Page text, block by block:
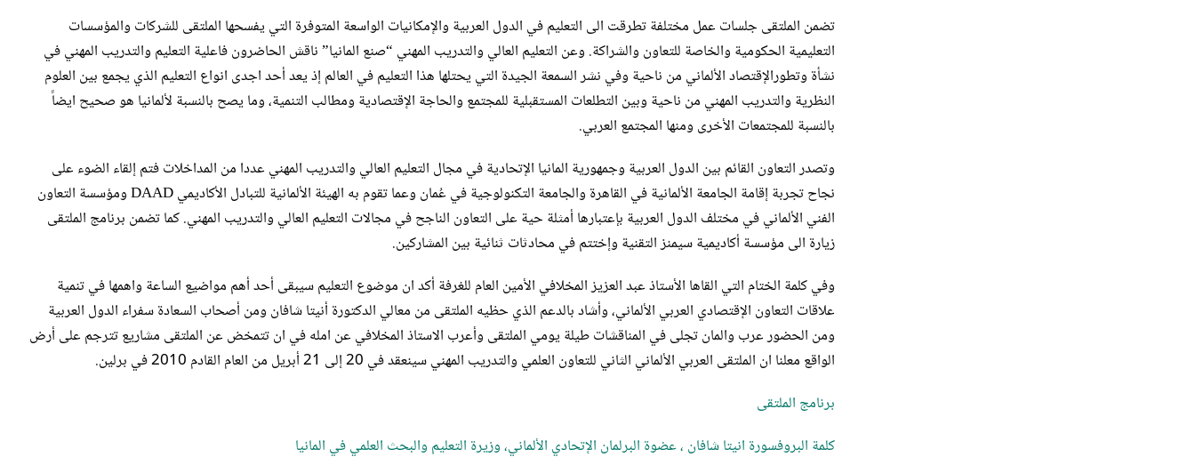
تضمن الملتقى جلسات عمل مختلفة تطرقت الى التعليم في الدول العربية والإمكانيات الواسعة المتوفرة التي يفسحها الملتقى للشركات والمؤسسات
التعليمية الحكومية والخاصة للتعاون والشراكة. وعن التعليم العالي والتدريب المهني “صنع المانيا” ناقش الحاضرون فاعلية التعليم والتدريب المهني في
نشأة وتطورالإقتصاد الألماني من ناحية وفي نشر السمعة الجيدة التي يحتلها هذا التعليم في العالم إذ يعد أحد اجدى انواع التعليم الذي يجمع بين العلوم
النظرية والتدريب المهني من ناحية وبين التطلعات المستقبلية للمجتمع والحاجة الإقتصادية ومطالب التنمية، وما يصح بالنسبة لألمانيا هو صحيح ايضاً
بالنسبة للمجتمعات الأخرى ومنها المجتمع العربي.
وتصدر التعاون القائم بين الدول العربية وجمهورية المانيا الإتحادية في مجال التعليم العالي والتدريب المهني عددا من المداخلات فتم إلقاء الضوء على
نجاح تجربة إقامة الجامعة الألمانية في القاهرة والجامعة التكنولوجية في عُمان وعما تقوم به الهيئة الألمانية للتبادل الأكاديمي DAAD ومؤسسة التعاون
الفني الألماني في مختلف الدول العربية بإعتبارها أمثلة حية على التعاون الناجح في مجالات التعليم العالي والتدريب المهني. كما تضمن برنامج الملتقى
زيارة الى مؤسسة أكاديمية سيمنز التقنية وإختتم في محادثات ثنائية بين المشاركين.
وفي كلمة الختام التي القاها الأستاذ عبد العزيز المخلافي الأمين العام للغرفة أكد ان موضوع التعليم سيبقى أحد أهم مواضيع الساعة واهمها في تنمية
علاقات التعاون الإقتصادي العربي الألماني، وأشاد بالدعم الذي حظيه الملتقى من معالي الدكتورة أنيتا شافان ومن أصحاب السعادة سفراء الدول العربية
ومن الحضور عرب والمان تجلى في المناقشات طيلة يومي الملتقى وأعرب الاستاذ المخلافي عن امله في ان تتمخض عن الملتقى مشاريع تترجم على أرض
الواقع معلنا ان الملتقى العربي الألماني الثاني للتعاون العلمي والتدريب المهني سينعقد في 20 إلى 21 أبريل من العام القادم 2010 في برلين.
برنامج الملتقى
كلمة البروفسورة انيتا شافان ، عضوة البرلمان الإتحادي الألماني، وزيرة التعليم والبحث العلمي في المانيا